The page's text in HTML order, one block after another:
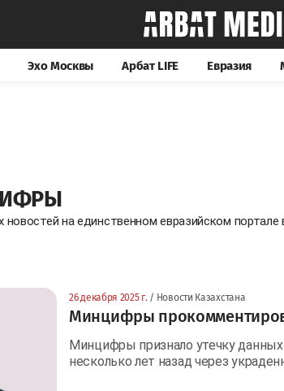
Эхо Москвы Арбат LIFE Евразия
новостей на единственном евразийском
26 декабря 2025 г. / Новости Казахстана
Минцифры
Минцифры признало утечку данных
несколько лет назад через